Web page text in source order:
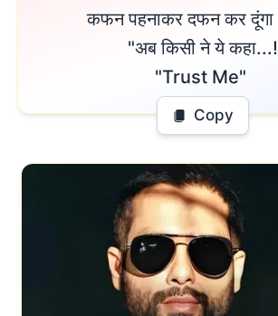
कफन पहनाकर दफन कर दूंगा अगर...
"अब किसी ने ये कहा...!
"Trust Me"
Copy